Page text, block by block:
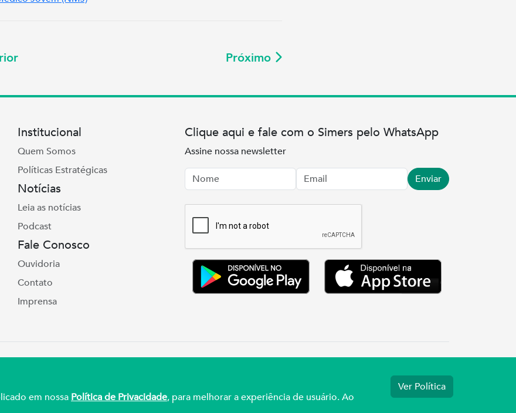
Próximo
em nossa Política de Privacidade, para melhorar a experiência de usuário. Ao
Ver Política
Institucional
Quem Somos
Políticas Estratégicas
Notícias
Leia as notícias
Podcast
Fale Conosco
Ouvidoria
Contato
Imprensa
Clique aqui e fale com o Simers pelo WhatsApp
Assine nossa newsletter
Nome
Email Enviar
Real, 975 Petrópolis | Porto Alegre | (51) 3027.3737
92.990.498/0001-03